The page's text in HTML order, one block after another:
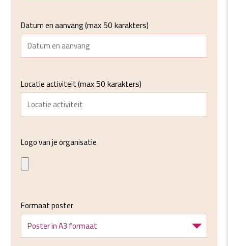
Datum en aanvang(max 50 karakters)
Locatie activiteit(max 50 karakters)
Logo van je organisatie
Formaat poster